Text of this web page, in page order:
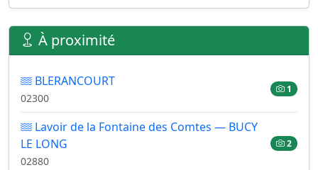
À proximité
BLERANCOURT
02300
1
Lavoir de la Fontaine des Comtes — BUCY
LE LONG
02880
2